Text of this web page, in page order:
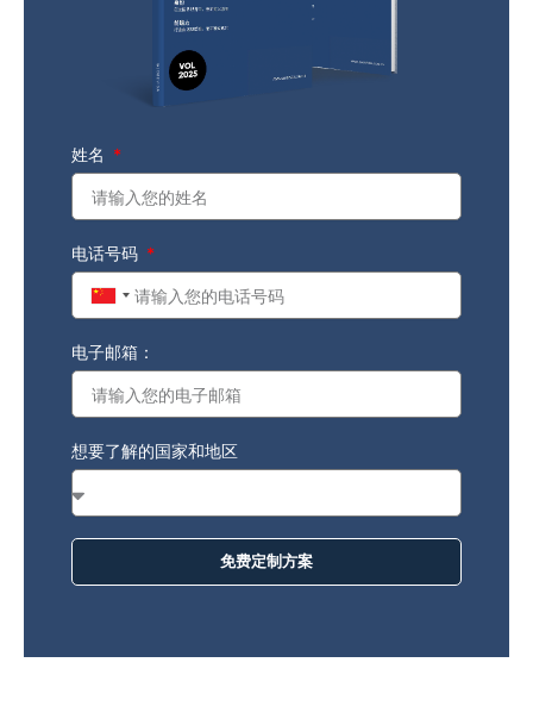
姓名
电话号码
China
电子邮箱：
想要了解的国家和地区
免费定制方案